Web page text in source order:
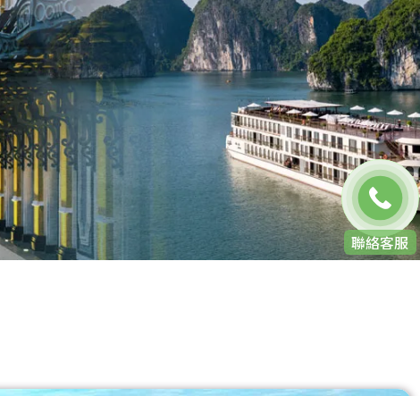
聯絡客服
免費通話